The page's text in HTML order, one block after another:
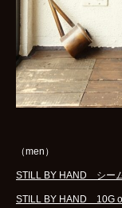
（men）
STILL BY HAND シー
STILL BY HAND 10G